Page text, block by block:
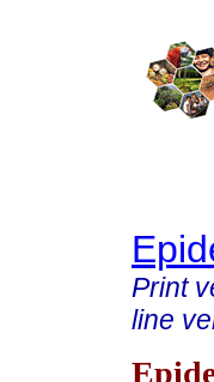
Print
line